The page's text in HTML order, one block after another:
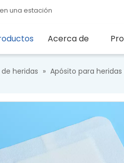
una estación
Acerca de
heridas » Apósito para